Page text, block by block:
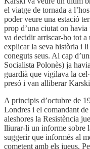
el viatge de tornada a
poder veure una estació
prop d’una ciutat on
va decidir arriscar-ho tot a
explicar la seva història i li
coneguts seus. Al cap
Socialista Polonès) ja
guardià que vigilava la
presó i van alliberar
A principis d’octubre de
Londres i el comandant
aleshores la Resistència
lliurar-li un informe sobre
suggerir que informés al
cometent amb els jueus.